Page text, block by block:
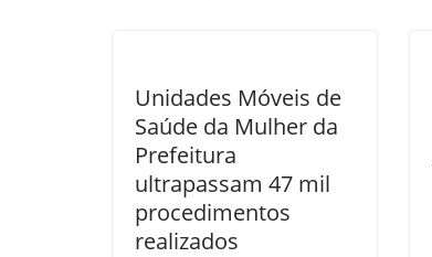
Unidades Móveis de
Saúde da Mulher da
Prefeitura
ultrapassam 47 mil
procedimentos
realizados